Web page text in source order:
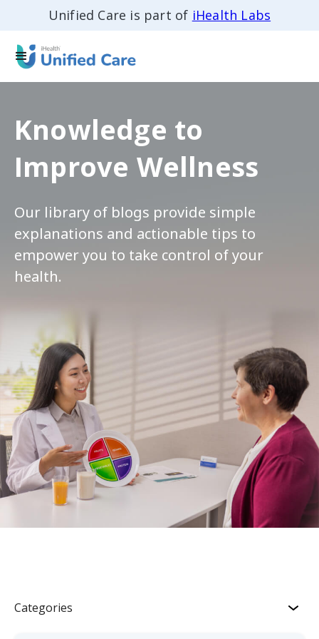
Unified Care is part of iHealth Labs
Knowledge to
Improve Wellness
Our library of blogs provide simple
explanations and actionable tips to
empower you to take control of your
health.
Categories